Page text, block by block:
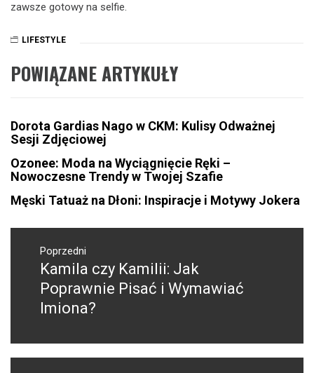
zawsze gotowy na selfie.
LIFESTYLE
POWIĄZANE ARTYKUŁY
Dorota Gardias Nago w CKM: Kulisy Odważnej
Sesji Zdjęciowej
Ozonee: Moda na Wyciągnięcie Ręki –
Nowoczesne Trendy w Twojej Szafie
Męski Tatuaż na Dłoni: Inspiracje i Motywy Jokera
Nawigacja
wpisuPoprzedni
Poprzedni
wpis:
Kamila czy Kamilii: Jak
Poprawnie Pisać i Wymawiać
Imiona?